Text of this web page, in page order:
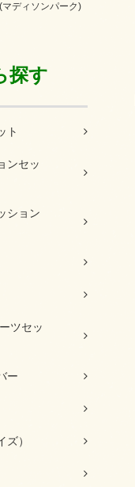
マディソンパーク)
探す
ト
ンセッ
ション
ツセッ
ー
）